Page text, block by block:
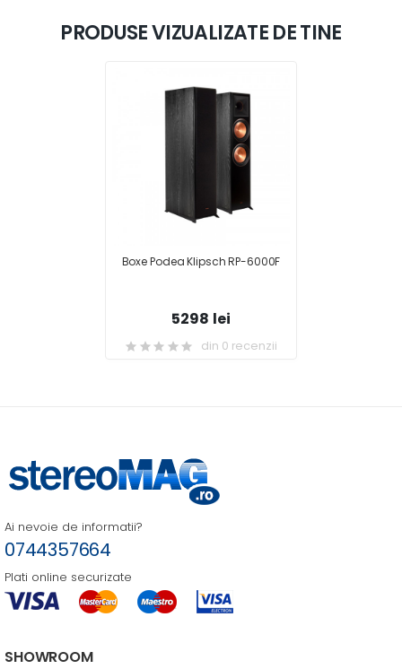
PRODUSE VIZUALIZATE DE TINE
Boxe Podea Klipsch RP-6000F
5298 lei
din 0 recenzii
Ai nevoie de informatii?
0744357664
Plati online securizate
SHOWROOM